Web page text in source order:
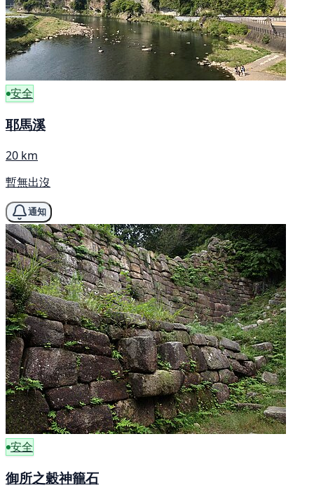
安全
耶馬溪
20 km
暫無出沒
通知
安全
御所之穀神籠石